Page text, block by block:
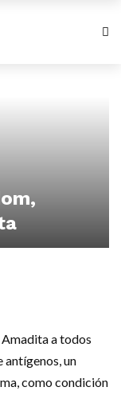
a todos
antígenos, un
como condición